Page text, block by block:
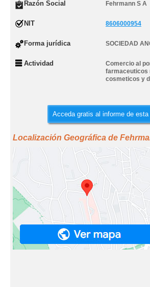
Razón Social Fehrmann S A
NIT 8606000954
Forma jurídica SOCIEDAD
Actividad
Comercio al
farmaceuticos
cosmeticos y
Acceda gratis al informe de esta
Localización Geográfica de